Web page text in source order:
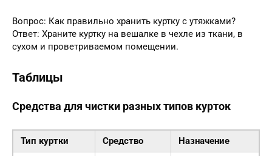
Вопрос: Как правильно хранить куртку с утяжками?
Ответ: Храните куртку на вешалке в чехле из ткани, в
сухом и проветриваемом помещении.
Таблицы
Средства для чистки разных типов курток
Тип куртки Средство Назначение